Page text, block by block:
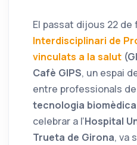
El passat dijous 22 de
Interdisciplinari de
vinculats a la salut
Cafè GIPS, un espai
entre professionals de
tecnologia biomèdica
celebrar a l’Hospital
Trueta de Girona, va